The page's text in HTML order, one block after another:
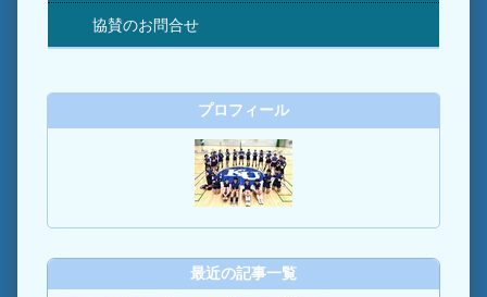
協賛のお問合せ
プロフィール
最近の記事一覧